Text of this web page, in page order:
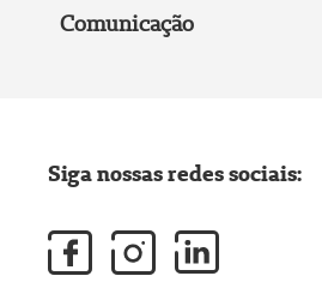
Comunicação
Siga nossas redes sociais: